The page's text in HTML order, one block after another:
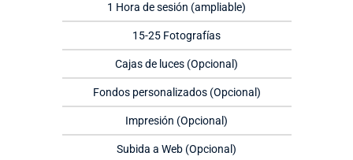
1 Hora de sesión (ampliable)
15-25 Fotografías
Cajas de luces (Opcional)
Fondos personalizados (Opcional)
Impresión (Opcional)
Subida a Web (Opcional)